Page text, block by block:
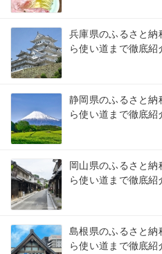
兵庫県のふるさと
ら使い道まで徹底紹
静岡県のふるさと
ら使い道まで徹底紹
岡山県のふるさと
ら使い道まで徹底紹
島根県のふるさと
ら使い道まで徹底紹